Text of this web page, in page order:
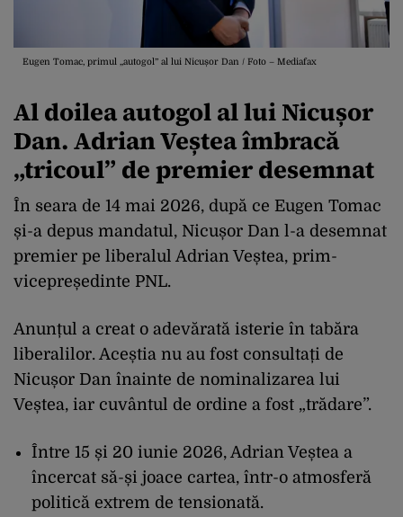
Eugen Tomac, primul „autogol” al lui Nicușor Dan / Foto – Mediafax
Al doilea autogol al lui Nicușor
Dan. Adrian Veștea îmbracă
„tricoul” de premier desemnat
În seara de 14 mai 2026, după ce Eugen Tomac
și-a depus mandatul, Nicușor Dan l-a desemnat
premier pe liberalul Adrian Veștea, prim-
vicepreședinte PNL.
Anunțul a creat o adevărată isterie în tabăra
liberalilor. Aceștia nu au fost consultați de
Nicușor Dan înainte de nominalizarea lui
Veștea, iar cuvântul de ordine a fost „trădare”.
Între 15 și 20 iunie 2026, Adrian Veștea a
încercat să-și joace cartea, într-o atmosferă
politică extrem de tensionată.